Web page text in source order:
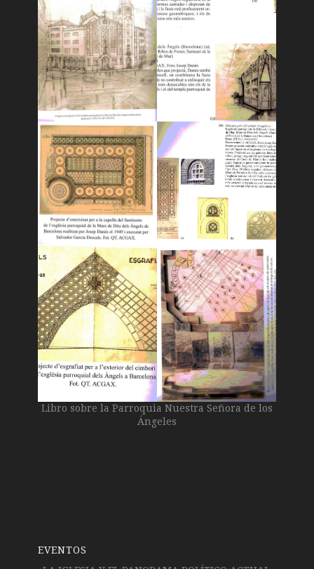
Libro sobre la Parroquia Nuestra Señora de los
Ángeles
EVENTOS